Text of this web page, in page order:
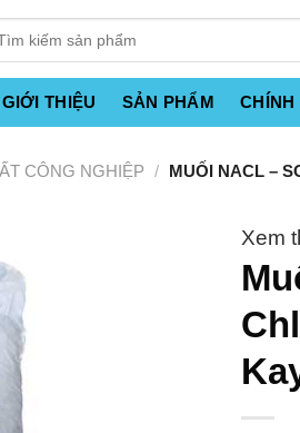
GIỚI THIỆU SẢN PHẨM CHÍNH
CÔNG NGHIỆP / MUỐI NACL –